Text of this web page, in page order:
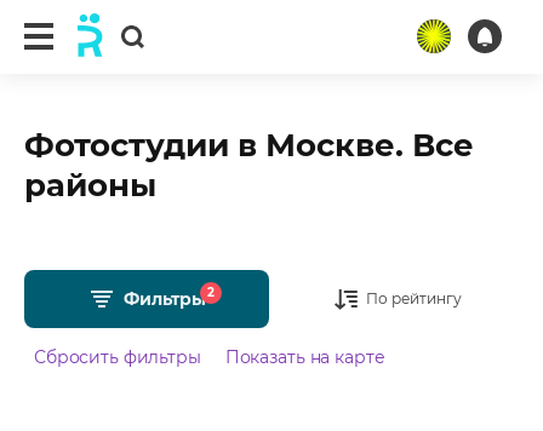
Фотостудии в Москве. Все
районы
Фильтры2 По рейтингу
Сбросить фильтры Показать на карте